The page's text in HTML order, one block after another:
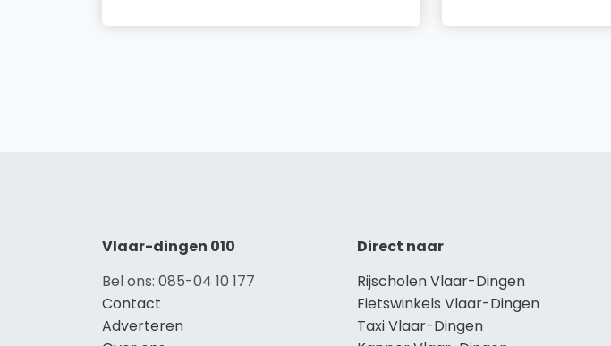
Vlaar-dingen 010
Bel ons: 085-04 10 177
Contact
Adverteren
Direct naar
Rijscholen Vlaar-Dingen
Fietswinkels Vlaar-Dingen
Taxi Vlaar-Dingen